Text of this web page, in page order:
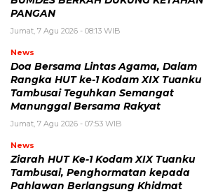
PANGAN
Jumat, 7 Agu 2026 - 08:13 WIB
News
Doa Bersama Lintas Agama, Dalam
Rangka HUT ke-1 Kodam XIX Tuanku
Tambusai Teguhkan Semangat
Manunggal Bersama Rakyat
Jumat, 7 Agu 2026 - 07:53 WIB
News
Ziarah HUT Ke-1 Kodam XIX Tuanku
Tambusai, Penghormatan kepada
Pahlawan Berlangsung Khidmat